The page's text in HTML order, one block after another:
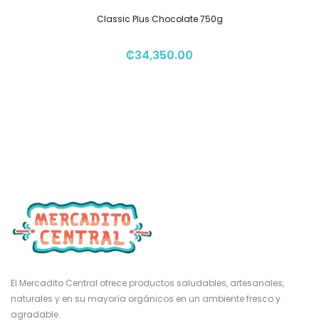
Classic Plus Chocolate 750g
₡34,350.00
El Mercadito Central ofrece productos saludables, artesanales,
naturales y en su mayoría orgánicos en un ambiente fresco y
agradable.